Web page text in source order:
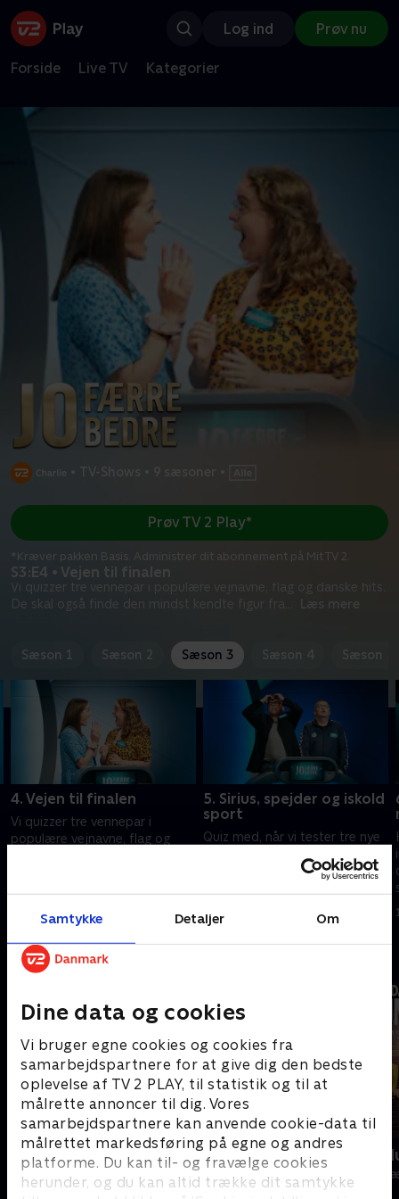
Samtykke Detaljer Om
Dine data og cookies
Vi bruger egne cookies og cookies fra
samarbejdspartnere for at give dig den bedste
oplevelse af TV 2 PLAY, til statistik og til at
målrette annoncer til dig. Vores
samarbejdspartnere kan anvende cookie-data til
målrettet markedsføring på egne og andres
platforme. Du kan til- og fravælge cookies
herunder, og du kan altid trække dit samtykke
Log ind Prøv nu
Forside Live TV Kategorier
• TV-Shows
S3:E4 • Vejen til finalen
Vi quizzer tre vennepar i populære vejnavne, flag og danske hits.
De skal også finde den mindst kendte figur fra
Læs mere
Prøv TV 2 Play*
*Kræver pakken Basis. Administrer dit abonnement på Mit TV 2.
Sæson 1 Sæson 2 Sæson 3 Sæson 4
4. Vejen til finalen
Vi quizzer tre vennepar i
populære vejnavne, flag og
1. november 2020 • 52 min
5. Sirius, spejder og iskold
sport
Quiz med, når vi tester tre nye
det rød-hvide Danmark til
50.000 kroner?
8. november 2020 • 49 min
Andre så også
24 stjerners julikalender
TV-Shows • 1 sæsoner
Danmarks
TV-Shows • 1